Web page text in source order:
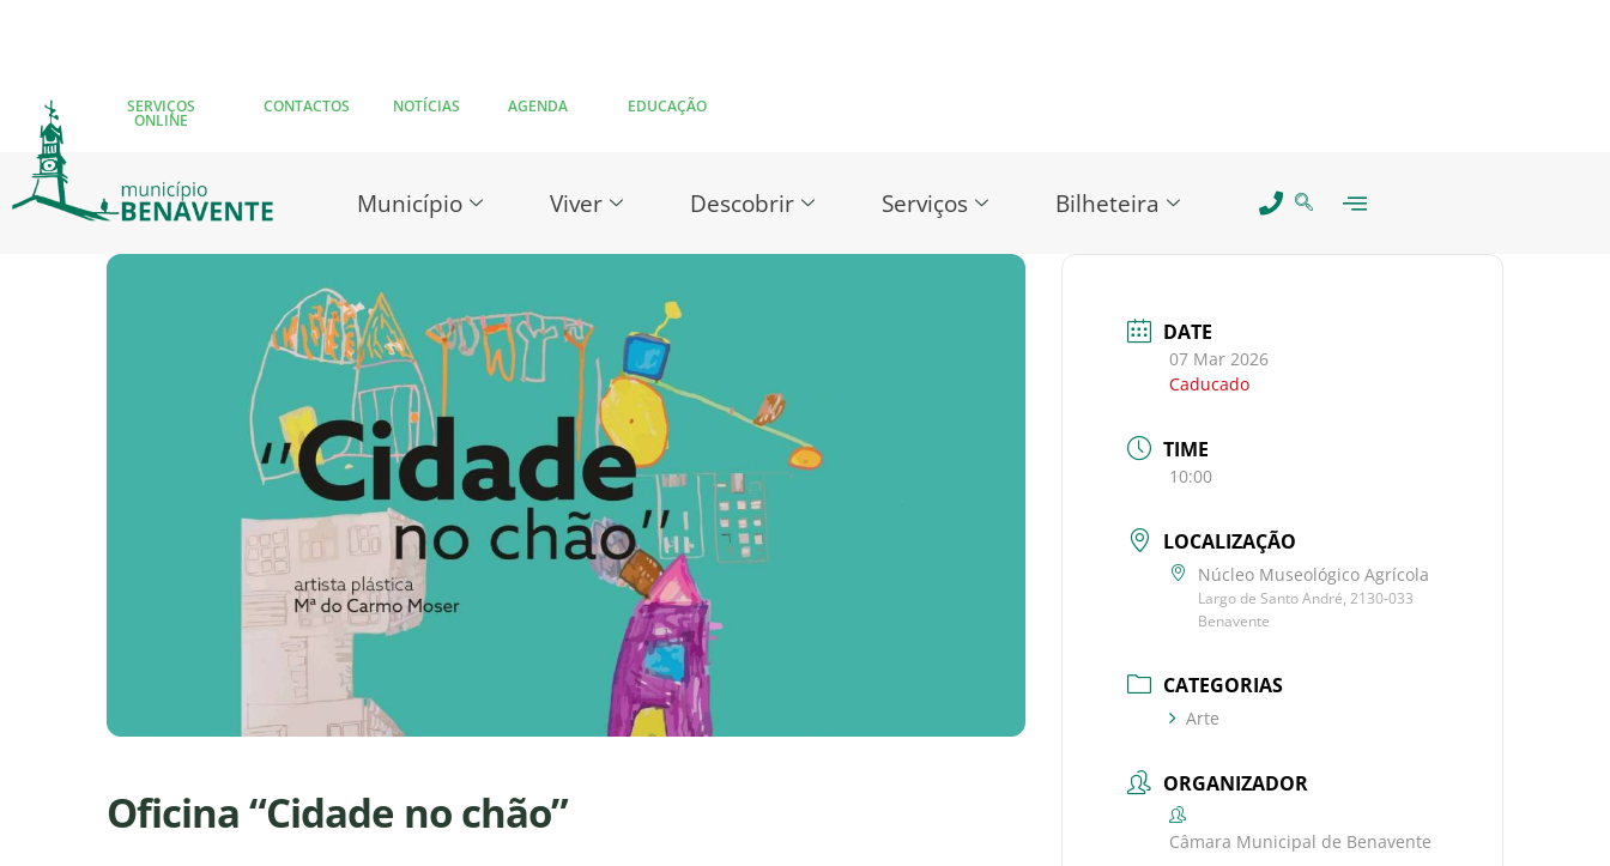
SERVIÇOS
ONLINE
CONTACTOS NOTÍCIAS AGENDA EDUCAÇÃO
Município Viver Descobrir Serviços Bilheteira
Oficina “Cidade no chão”
DATE
07 Mar 2026
Caducado
TIME
10:00
LOCALIZAÇÃO
Núcleo Museológico Agrícola
Largo de Santo André, 2130-033
Benavente
CATEGORIAS
Arte
ORGANIZADOR
Câmara Municipal de Benavente